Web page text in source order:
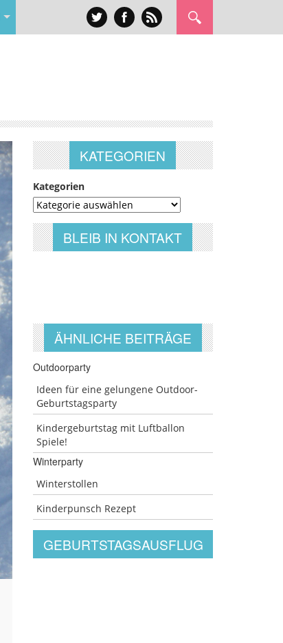
KATEGORIEN
Kategorien
BLEIB IN KONTAKT
ÄHNLICHE BEITRÄGE
Outdoorparty
Ideen für eine gelungene Outdoor-
Geburtstagsparty
Kindergeburtstag mit Luftballon
Spiele!
Winterparty
Winterstollen
Kinderpunsch Rezept
GEBURTSTAGSAUSFLUG